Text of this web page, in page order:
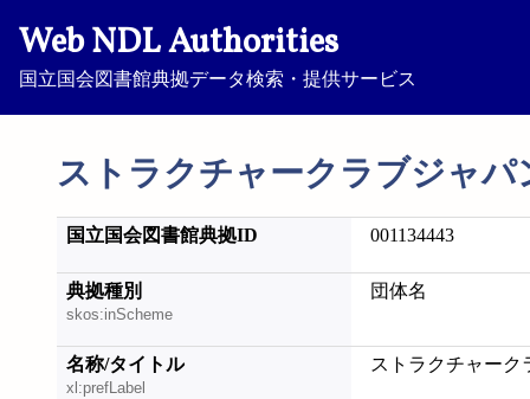
Web NDL Authorities
国立国会図書館典拠データ検索・提供サービス
ストラクチャークラブジャパ
国立国会図書館典拠ID 001134443
典拠種別
skos:inScheme
団体名
名称/タイトル
xl:prefLabel
ストラクチャーク